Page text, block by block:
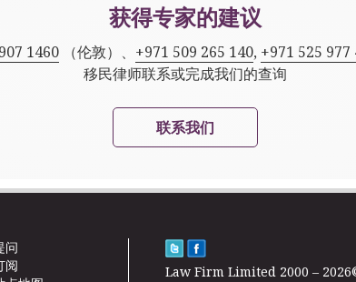
获得专家的建议
1460（伦敦）、 +971 509 265 140, +971 525 977
移民律师联系或完成我们的查询
联系我们
问
阅
Law Firm Limited 2000 –